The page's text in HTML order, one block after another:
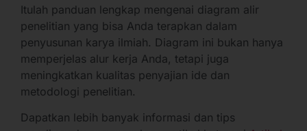
Itulah panduan lengkap mengenai diagram alir
penelitian yang bisa Anda terapkan dalam
penyusunan karya ilmiah. Diagram ini bukan hanya
memperjelas alur kerja Anda, tetapi juga
meningkatkan kualitas penyajian ide dan
metodologi penelitian.
Dapatkan lebih banyak informasi dan tips